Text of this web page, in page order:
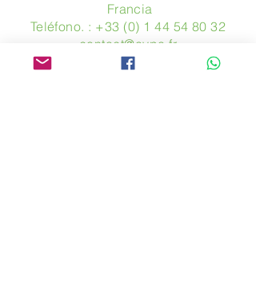
​ Francia
Teléfono. : +33 (0) 1 44 54 80 32
contact@avpa.fr
www.avpa.fr